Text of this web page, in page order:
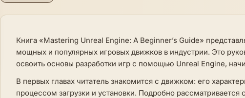
Книга «Mastering Unreal Engine: A Beginner’s Guide»
мощных и популярных игровых движков в индустрии. Это
освоить основы разработки игр с помощью Unreal Engine,
В первых главах читатель знакомится с движком: его
процессом загрузки и установки. Подробно рассматривается